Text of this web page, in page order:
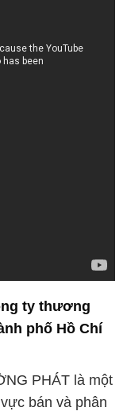
ty thương
phố Hồ Chí
PHÁT là một
bán và phân